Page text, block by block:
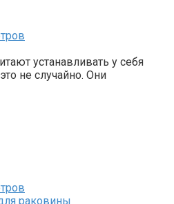
устанавливать у себя
не случайно. Они
раковины